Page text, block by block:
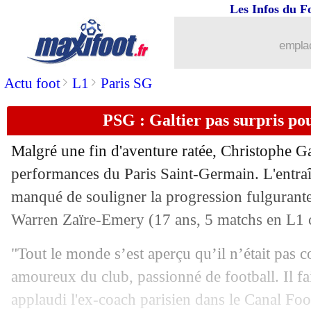
Actu foot> L1 > Paris SG
Les Infos du
PSG : Galtier pas surpris
Malgré une fin d'aventure ratée, Christophe
performances du Paris Saint-Germain.
manqué de souligner la progression
Warren Zaïre-Emery (17 ans, 5 matchs en L1
"Tout le monde s’est aperçu qu’il n’était pas
amoureux du club, passionné de football. Il
applaudi l'ex-coach parisien dans le Canal
Roma: le coup de gueule de
18/09 OM
18/09 Lyon: Cris heureux pour Grosso
18/09 PSG : la C1, Luis Enrique calme le
18/09 Lille: Fonseca confirme aussi pour
18/09 Naples: un ancien dirigeant pique
18/09 PSG: Al-Khelaïfi et Campos présents
18/09 Séville: l'émotion de Ramos